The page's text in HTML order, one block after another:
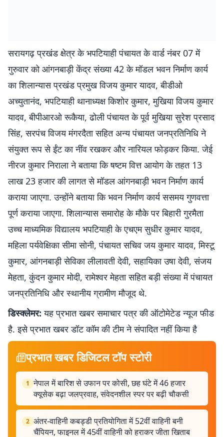
सरायगढ़ प्रखंड क्षेत्र के भपटियाही पंचायत के वार्ड नंबर 07 में
गुरुवार को आंगनबाड़ी केंद्र संख्या 42 के मॉडल भवन निर्माण कार्य
का शिलान्यास प्रखंड प्रमुख विजय कुमार यादव, बीडीओ
अच्युतानंद, भपटियाही थानाध्यक्ष किशोर कुमार, मुखिया विजय कुमार
यादव, बीपीआरओ रूकैया, ढोली पंचायत के पूर्व मुखिया सुरेश प्रसाद
सिंह, सरपंच विजय मंगरदैता सहित अन्य पंचायत जनप्रतिनिधि ने
संयुक्त रूप से ईंट का नींव रखकर और नारियल फोड़कर किया. जेई
नीरज कुमार निराला ने बताया कि षष्टम वित्त आयोग के तहत 13
लाख 23 हजार की लागत से मॉडल आंगनबाड़ी भवन निर्माण कार्य
कराया जाएगा. उन्होंने बताया कि भवन निर्माण कार्य ससमय गुणवत्ता
पूर्ण कराया जाएगा. शिलान्यास समारोह के मौके पर बिहारी गुरमैता
उच्च माध्यमिक विद्यालय भपटियाही के एचएम सुधीर कुमार यादव,
महिला पर्यवेक्षिका सीमा सोनी, पंचायत सचिव जय कुमार यादव, मिस्टू
कुमार, आंगनबाड़ी सेविका लीलावती देवी, सहायिका उषा देवी, संजय
मेहता, कुंदन कुमार मोदी, रामेश्वर मेहता सहित बड़ी संख्या में पंचायत
जनप्रतिनिधि और स्थानीय ग्रामीण मौजूद थे.
डिस्क्लेमर: यह प्रभात खबर समाचार पत्र की ऑटोमेटेड न्यूज फीड
है. इसे प्रभात खबर डॉट कॉम की टीम ने संपादित नहीं किया है
प्रभात खबर डिजिटल टॉप स्टोरी
1 नेपाल में बारिश से उफान पर कोसी, छह घंटे में 46 हजार
क्यूसेक बढ़ा जलप्रवाह, संवेदनशील स्पर पर बढ़ी चौकसी
2 अंतर-वाहिनी कबड्डी प्रतियोगिता में 52वीं वाहिनी बनी
चैंपियन, फाइनल में 45वीं वाहिनी को हराकर जीता खिताब